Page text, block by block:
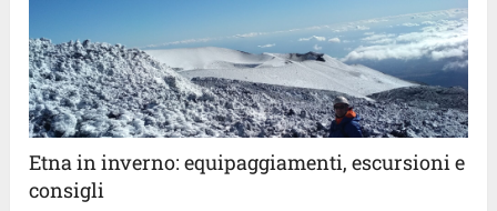
Etna in inverno: equipaggiamenti, escursioni e
consigli